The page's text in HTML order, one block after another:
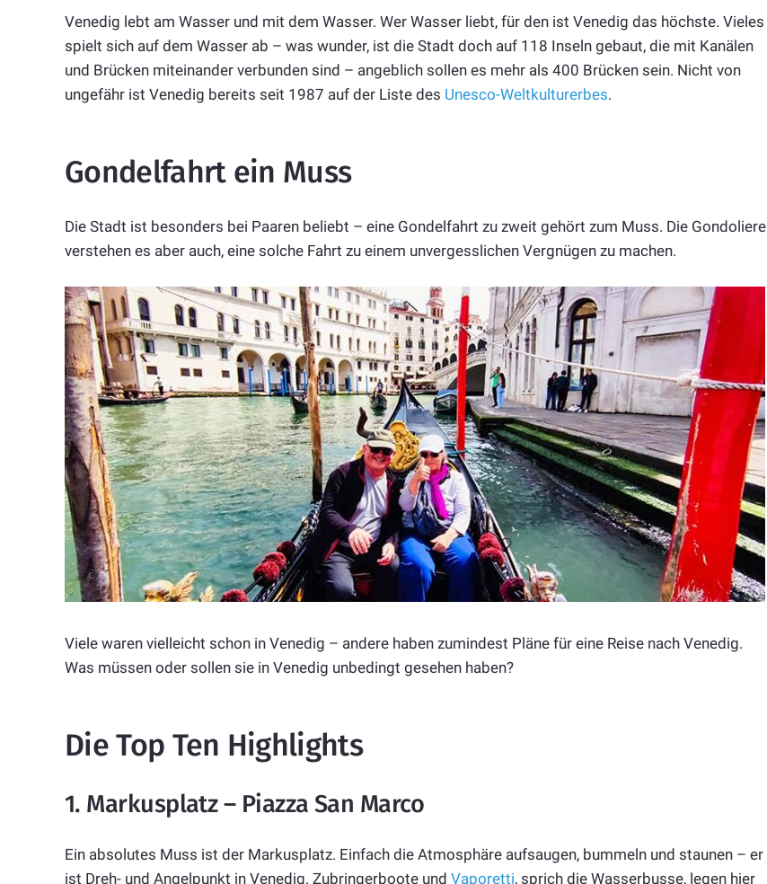
Venedig lebt am Wasser und mit dem Wasser. Wer Wasser liebt, für den ist Venedig das höchste. Vieles
spielt sich auf dem Wasser ab – was wunder, ist die Stadt doch auf 118 Inseln gebaut, die mit Kanälen
und Brücken miteinander verbunden sind – angeblich sollen es mehr als 400 Brücken sein. Nicht von
ungefähr ist Venedig bereits seit 1987 auf der Liste des Unesco-Weltkulturerbes.
Gondelfahrt ein Muss
Die Stadt ist besonders bei Paaren beliebt – eine Gondelfahrt zu zweit gehört zum Muss. Die Gondoliere
verstehen es aber auch, eine solche Fahrt zu einem unvergesslichen Vergnügen zu machen.
Viele waren vielleicht schon in Venedig – andere haben zumindest Pläne für eine Reise nach Venedig.
Was müssen oder sollen sie in Venedig unbedingt gesehen haben?
Die Top Ten Highlights
1. Markusplatz – Piazza San Marco
Ein absolutes Muss ist der Markusplatz. Einfach die Atmosphäre aufsaugen, bummeln und staunen – er
ist Dreh- und Angelpunkt in Venedig. Zubringerboote und Vaporetti, sprich die Wasserbusse, legen hier